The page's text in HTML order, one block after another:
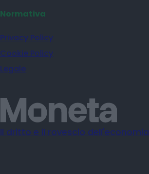
Normativa
Privacy Policy
Cookie Policy
Legale
Il dritto e il rovescio dell'economia